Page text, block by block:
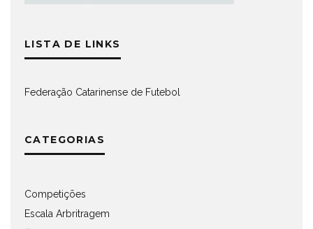
LISTA DE LINKS
Federação Catarinense de Futebol
CATEGORIAS
Competições
Escala Arbritragem